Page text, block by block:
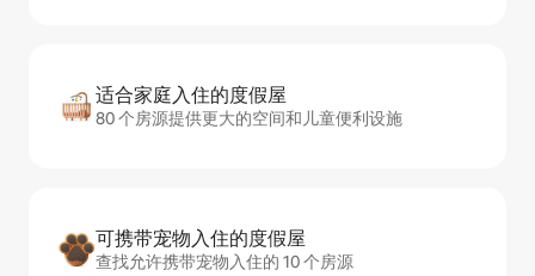
适合家庭入住的度假屋
80 个房源提供更大的空间和儿童便利设施
可携带宠物入住的度假屋
查找允许携带宠物入住的 10 个房源